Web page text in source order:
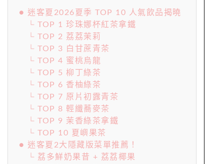
● 迷客夏2026夏季 TOP 10 人氣飲品揭曉
└ TOP 1 珍珠娜杯紅茶拿鐵
└ TOP 2 荔荔茉莉
└ TOP 3 白甘蔗青茶
└ TOP 4 蜜桃烏龍
└ TOP 5 柳丁綠茶
└ TOP 6 香柚綠茶
└ TOP 7 原片初露青茶
└ TOP 8 輕纖蕎麥茶
└ TOP 9 茉香綠茶拿鐵
└ TOP 10 夏嶼果茶
● 迷客夏2大隱藏版菜單推薦！
└ 荔多鮮奶果昔 + 荔荔椰果